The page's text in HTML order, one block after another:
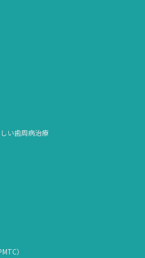
い歯周病治療
）